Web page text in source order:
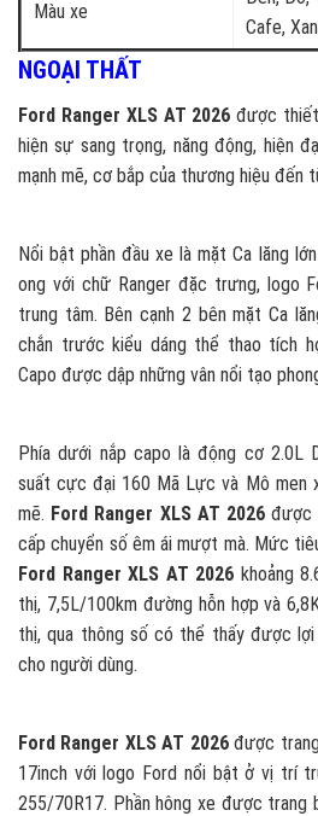
Màu xe
Cafe,
NGOẠI THẤT
Ford Ranger XLS AT 2026 được
hiện sự sang trọng, năng động, hiện
mạnh mẽ, cơ bắp của thương hiệu đến
Nổi bật phần đầu xe là mặt Ca lăng
ong với chữ Ranger đặc trưng, logo
trung tâm. Bên cạnh 2 bên mặt Ca
chắn trước kiểu dáng thể thao tích
Capo được dập những vân nổi tạo
Phía dưới nắp capo là động cơ 2.0L
suất cực đại 160 Mã Lực và Mô men
mẽ. Ford Ranger XLS AT 2026 được
cấp chuyển số êm ái mượt mà. Mức
Ford Ranger XLS AT 2026 khoảng
thị, 7,5L/100km đường hỗn hợp và
thị, qua thông số có thể thấy được
cho người dùng.
Ford Ranger XLS AT 2026được trang
17inch với logo Ford nổi bật ở vị trí
255/70R17. Phần hông xe được trang